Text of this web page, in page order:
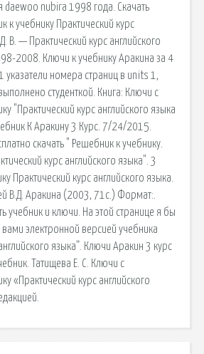
daewoo nubira 1998 года. Скачать
к учебнику Практический курс
В. — Практический курс английского
2008. Ключи к учебнику Аракина за 4
указатели номера страниц в units 1,
студенткой. Книга: Ключи с
"Практический курс английского языка
К Аракину 3 Курс. 7/24/2015.
скачать " Решебник к учебнику.
курс английского языка". 3
Практический курс английского языка.
В.Д. Аракина (2003, 71с.) Формат:.
учебник и ключи. На этой странице я бы
вами электронной версией учебника
языка”. Ключи Аракин 3 курс
Татищева Е. С. Ключи с
«Практический курс английского